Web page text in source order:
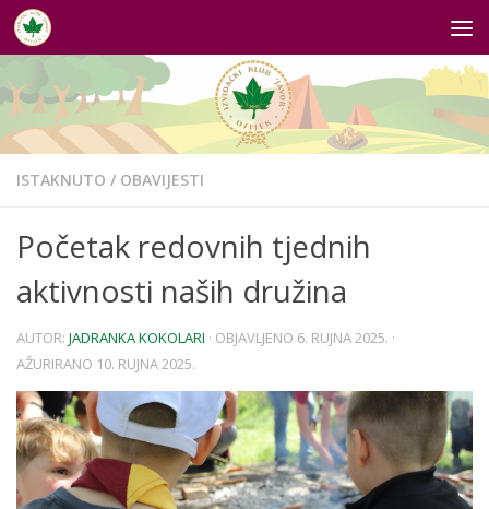
Skip to content
ISTAKNUTO / OBAVIJESTI
Početak redovnih tjednih
aktivnosti naših družina
AUTOR: JADRANKA KOKOLARI · OBJAVLJENO 6. RUJNA 2025. ·
AŽURIRANO 10. RUJNA 2025.